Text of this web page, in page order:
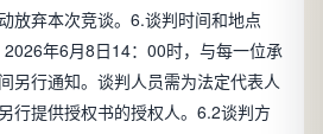
放弃本次竞谈。6.谈判时间和地点
年6月8日14：00时，与每一位承
另行通知。谈判人员需为法定代表人
行提供授权书的授权人。6.2谈判方